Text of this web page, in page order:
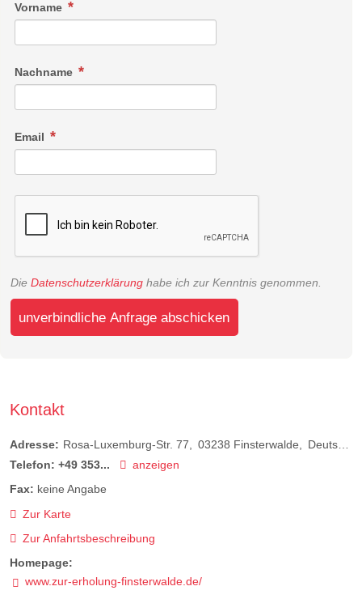
Vorname
Nachname
Email
Die Datenschutzerklärung habe ich zur Kenntnis genommen.
unverbindliche Anfrage abschicken
Kontakt
Adresse: Rosa-Luxemburg-Str. 77 03238 Finsterwalde
Deutschland
Telefon: +49 353...
anzeigen
Fax: keine Angabe
Zur Karte
Zur Anfahrtsbeschreibung
Homepage:
www.zur-erholung-finsterwalde.de/